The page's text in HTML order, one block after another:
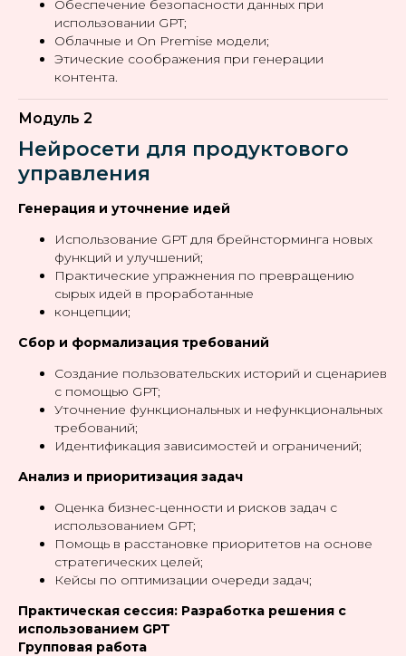
Обеспечение безопасности данных при
использовании GPT;
Облачные и On Premise модели;
Этические соображения при генерации
контента.
Модуль 2
Нейросети для продуктового
управления
Генерация и уточнение идей
Использование GPT для брейнсторминга новых
функций и улучшений;
Практические упражнения по превращению
сырых идей в проработанные
концепции;
Сбор и формализация требований
Создание пользовательских историй и сценариев
с помощью GPT;
Уточнение функциональных и нефункциональных
требований;
Идентификация зависимостей и ограничений;
Анализ и приоритизация задач
Оценка бизнес-ценности и рисков задач с
использованием GPT;
Помощь в расстановке приоритетов на основе
стратегических целей;
Кейсы по оптимизации очереди задач;
Практическая сессия: Разработка решения с
использованием GPT
Групповая работа